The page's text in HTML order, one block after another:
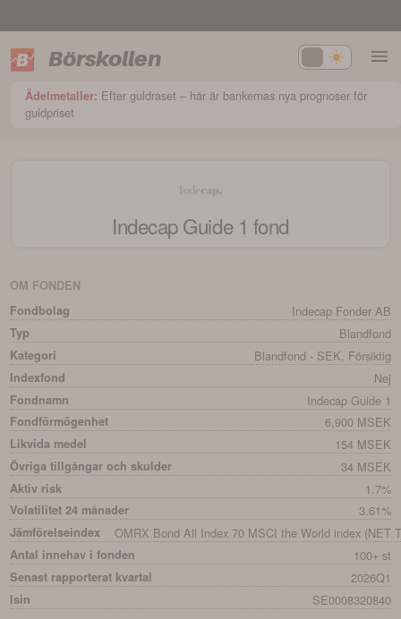
Börskollen
Ädelmetaller: Efter guldraset – här är bankernas nya prognoser för
guldpriset
Indecap Guide 1 fond
OM FONDEN
Fondbolag
Indecap Fonder AB
Typ Blandfond
Kategori Blandfond - SEK, Försiktig
Indexfond Nej
Fondnamn Indecap Guide 1
Fondförmögenhet 6,900 MSEK
Likvida medel 154 MSEK
Övriga tillgångar och skulder 34 MSEK
Aktiv risk 1.7%
Volatilitet 24 månader 3.61%
Jämförelseindex OMRX Bond All Index 70 MSCI the World index (NET
Antal innehav i fonden 100+ st
Senast rapporterat kvartal 2026Q1
Isin SE0008320840